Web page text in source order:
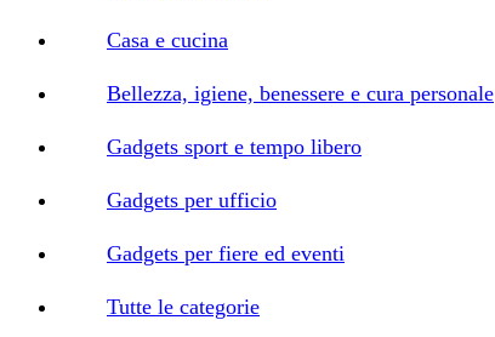
Casa e cucina
Bellezza, igiene, benessere e cura personale
Gadgets sport e tempo libero
Gadgets per ufficio
Gadgets per fiere ed eventi
Tutte le categorie